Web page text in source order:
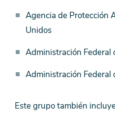
Agencia de Protección
Unidos
Administración Federal
Administración Federal
Este grupo también